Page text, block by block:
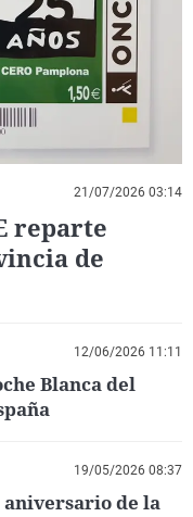
La rosa de los vientos
Gente viajera
Como el perro y el
Caso
Retornados
Equipo de
Operación Viuda
Extremadura
Galicia
La Rioja
Navarra
País Vasco
Virales
Televisión
Elecciones
21/07/2026 03:14
reparte
de
12/06/2026 11:11
Blanca del
19/05/2026 08:37
aniversario de la